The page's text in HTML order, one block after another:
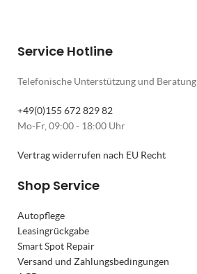
Service Hotline
Telefonische Unterstützung und Beratung
+49(0)155 672 829 82
Mo-Fr, 09:00 - 18:00 Uhr
Vertrag widerrufen nach EU Recht
Shop Service
Autopflege
Leasingrückgabe
Smart Spot Repair
Versand und Zahlungsbedingungen